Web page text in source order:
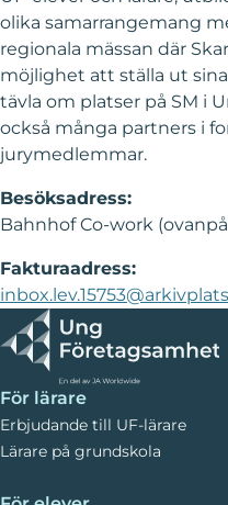
Om Ung
Skaraborg
UF Skaraborg är en ideell
och verkar i alla
styrelse med
Varje läsår anordnar UF
UF-elever och lärare,
olika samarrangemang
regionala mässan där
möjlighet att ställa ut sina
också många partners i